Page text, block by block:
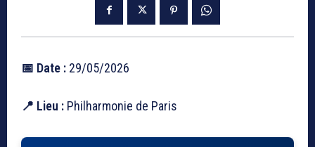
📅 Date : 29/05/2026
📍 Lieu : Philharmonie de Paris